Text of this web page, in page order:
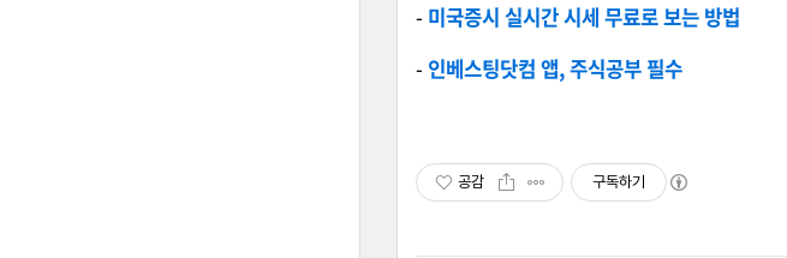
- 미국증시 실시간 시세 무료로 보는 방법
- 인베스팅닷컴 앱, 주식공부 필수
공감 구독하기